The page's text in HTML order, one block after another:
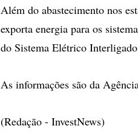
Além do abastecimento nos
exporta energia para os
do Sistema Elétrico
As informações são da
(Redação - InvestNews)